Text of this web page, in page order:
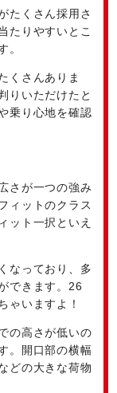
たくさん採用さ
たりやすいとこ
。
くさんありま
りいただけたと
乗り心地を確認
さが一つの強み
ィットのクラス
ット一択といえ
なっており、多
できます。26
ゃいますよ！
の高さが低いの
。開口部の横幅
どの大きな荷物